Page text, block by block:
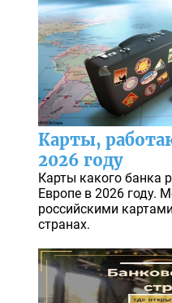
Карты,
2026 году
Карты какого банка
Европе в 2026 году.
российскими
странах.